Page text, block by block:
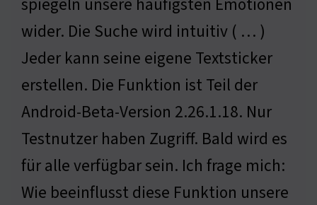
wider. Die Suche wird intuitiv ( … )
Jeder kann seine eigene Textsticker
erstellen. Die Funktion ist Teil der
Android-Beta-Version 2.26.1.18. Nur
Testnutzer haben Zugriff. Bald wird es
für alle verfügbar sein. Ich frage mich:
Wie beeinflusst diese Funktion unsere